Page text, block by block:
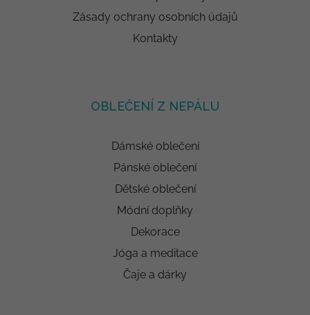
Zásady ochrany osobních údajů
Kontakty
OBLEČENÍ Z NEPÁLU
Dámské oblečení
Pánské oblečení
Dětské oblečení
Módní doplňky
Dekorace
Jóga a meditace
Čaje a dárky